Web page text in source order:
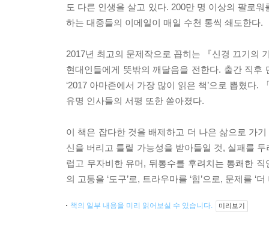
도 다른 인생을 살고 있다. 200만 명 이상의 팔로
하는 대중들의 이메일이 매일 수천 통씩 쇄도한다.
2017년 최고의 문제작으로 꼽히는 『신경 끄기의
현대인들에게 뜻밖의 깨달음을 전한다. 출간 직후
‘2017 아마존에서 가장 많이 읽은 책’으로 뽑혔다
유명 인사들의 서평 또한 쏟아졌다.
이 책은 잡다한 것을 배제하고 더 나은 삶으로 가
신을 버리고 틀릴 가능성을 받아들일 것, 실패를
럽고 무자비한 유머, 뒤통수를 후려치는 통쾌한
의 고통을 ‘도구’로, 트라우마를 ‘힘’으로, 문제를 ‘
책의 일부 내용을 미리 읽어보실 수 있습니다. 미리보기